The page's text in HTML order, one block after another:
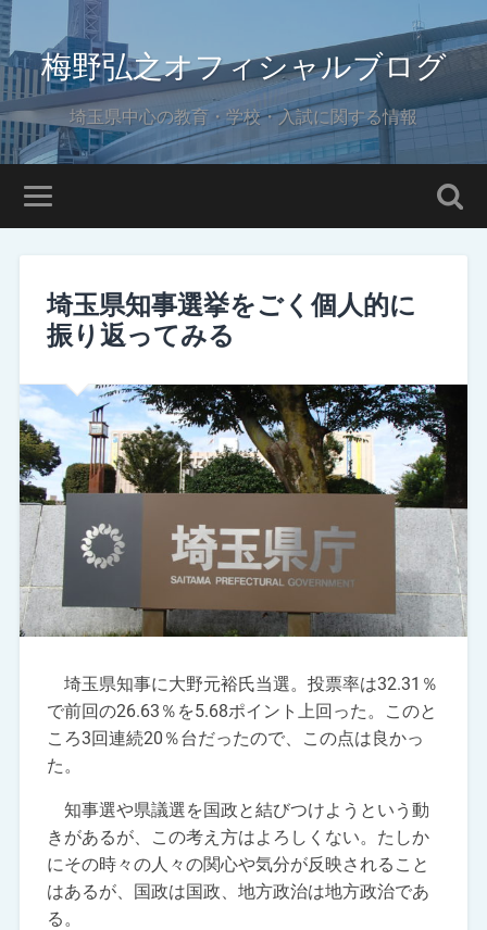
梅野弘之オフィシャルブログ
埼玉県中心の教育・学校・入試に関する情報
埼玉県知事選挙をごく個人的に
振り返ってみる
埼玉県知事に大野元裕氏当選。投票率は32.31％
で前回の26.63％を5.68ポイント上回った。このと
ころ3回連続20％台だったので、この点は良かっ
た。
知事選や県議選を国政と結びつけようという動
きがあるが、この考え方はよろしくない。たしか
にその時々の人々の関心や気分が反映されること
はあるが、国政は国政、地方政治は地方政治であ
る。